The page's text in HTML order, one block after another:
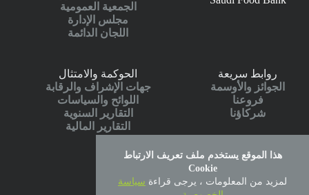
هذا الموقع يستخدم ملف تعريف الارتباط
Cookie
لمزيد من المعلومات ، يرجى قراءة سياسة
الجمعية العمومية
مجلس الإدارة
اللجان الدائمة
روابط سريعة
الجوائز والأوسمة
فروعنا
شركاؤنا
الحوكمة والامتثال
جهات الإشراف والرقابة
اللوائح والسياسات
التقارير السنوية
التقارير المالية
الخدمات الالكترونية
أطلب إطعام